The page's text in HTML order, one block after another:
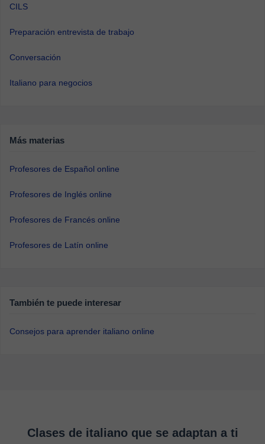
CILS
Preparación entrevista de trabajo
Conversación
Italiano para negocios
Más materias
Profesores de Español online
Profesores de Inglés online
Profesores de Francés online
Profesores de Latín online
También te puede interesar
Consejos para aprender italiano online
Clases de italiano que se adaptan a ti